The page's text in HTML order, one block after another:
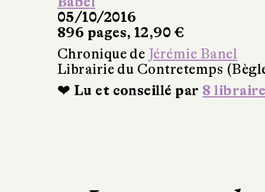
05/10/2016
896 pages, 12,90 €
Chronique de Jérémie Banel
Librairie du Contretemps
❤ Lu et conseillé par 8